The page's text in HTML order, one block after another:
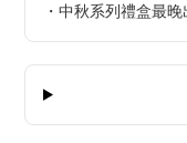
・中秋系列禮盒最